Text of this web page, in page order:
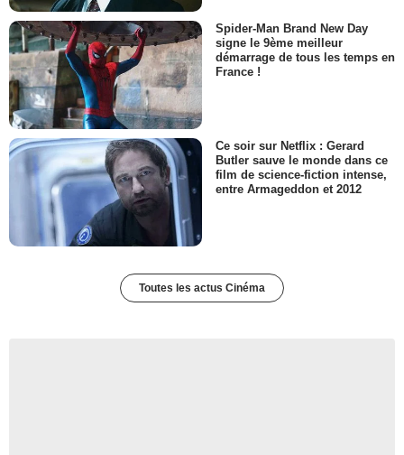
Spider-Man Brand New Day
signe le 9ème meilleur
démarrage de tous les temps en
France !
Ce soir sur Netflix : Gerard
Butler sauve le monde dans ce
film de science-fiction intense,
entre Armageddon et 2012
Toutes les actus Cinéma